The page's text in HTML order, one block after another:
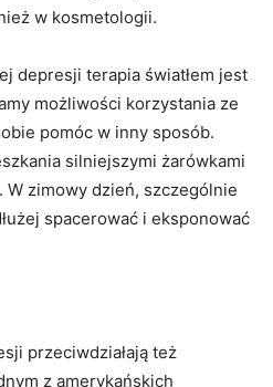
w kosmetologii.
depresji terapia światłem jest
możliwości korzystania ze
pomóc w inny sposób.
silniejszymi żarówkami
zimowy dzień, szczególnie
spacerować i eksponować
przeciwdziałają też
z amerykańskich